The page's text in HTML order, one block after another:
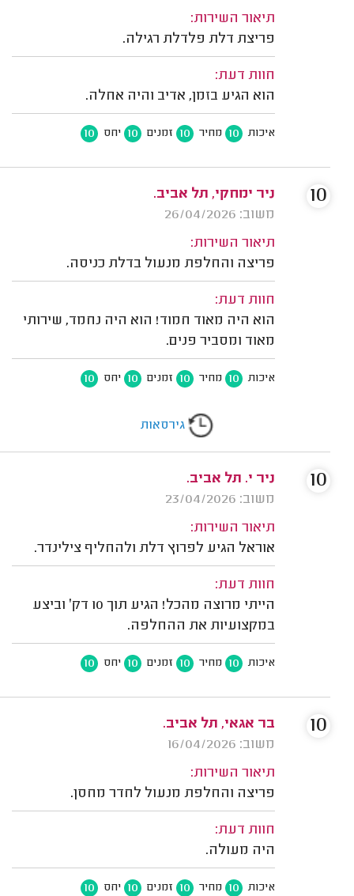
תיאור השירות:
פריצת דלת פלדלת רגילה.
חוות דעת:
הוא הגיע בזמן, אדיב והיה אחלה.
איכות 10 מחיר 10 זמנים 10 יחס 10
ניר ימחקי, תל אביב.
משוב: 26/04/2026
תיאור השירות:
פריצה והחלפת מנעול בדלת כניסה.
חוות דעת:
הוא היה מאוד חמוד! הוא היה נחמד, שירותי
מאוד ומסביר פנים.
איכות 10 מחיר 10 זמנים 10 יחס 10
10
גירסאות
ניר י. תל אביב.
משוב: 23/04/2026
תיאור השירות:
אוראל הגיע לפרוץ דלת ולהחליף צילינדר.
חוות דעת:
הייתי מרוצה מהכל! הגיע תוך 10 דק׳ וביצע
במקצועיות את ההחלפה.
איכות 10 מחיר 10 זמנים 10 יחס 10
10
בר אגאי, תל אביב.
משוב: 16/04/2026
תיאור השירות:
פריצה והחלפת מנעול לחדר מחסן.
חוות דעת:
היה מעולה.
איכות 10 מחיר 10 זמנים 10 יחס 10
10